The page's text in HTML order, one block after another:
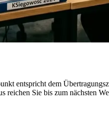
entspricht dem
reichen Sie bis zum nächsten